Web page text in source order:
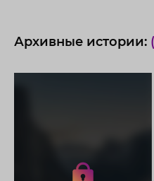
Архивные истории:
Получите доступ к архивным
историям anastasiiasoloveii